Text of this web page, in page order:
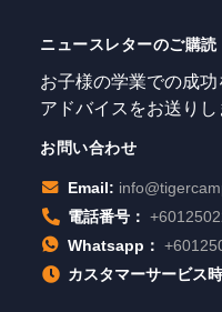
ニュースレターのご購読
お子様の学業での成
アドバイスをお送りし
お問い合わせ
Email:
電話番号：
Whatsapp：
カスタマーサービス時